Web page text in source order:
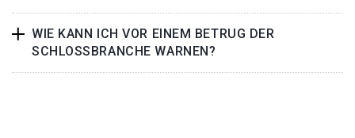
WIE KANN ICH VOR EINEM BETRUG DER
SCHLOSSBRANCHE WARNEN?